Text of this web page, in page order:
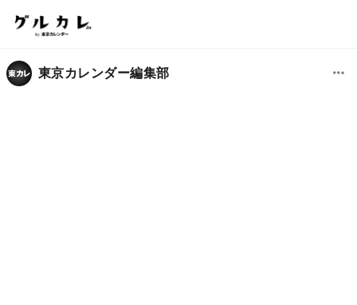
東京カレンダー編集部